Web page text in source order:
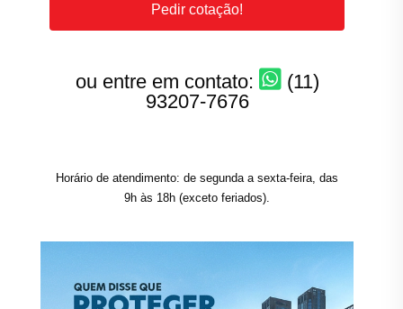
Pedir cotação!
ou entre em contato:
(11)
93207-7676
Horário de atendimento: de segunda a sexta-feira, das
9h às 18h (exceto feriados).